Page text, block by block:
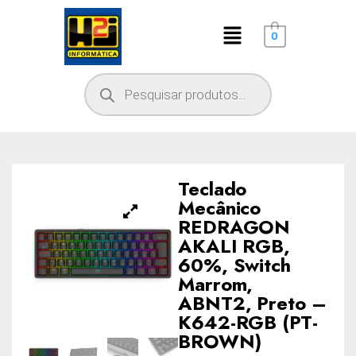
0
Teclado
Mecânico
REDRAGON
AKALI RGB,
60%, Switch
Marrom,
ABNT2, Preto –
K642-RGB (PT-
BROWN)